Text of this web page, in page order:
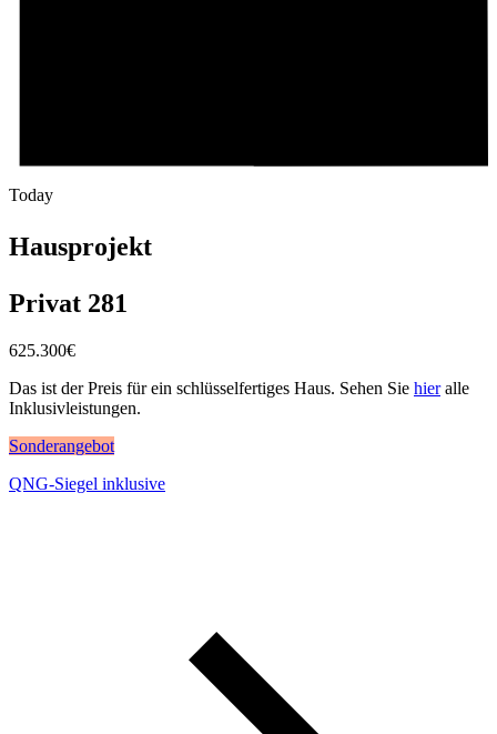
Today
Hausprojekt
Privat 281
625.300€
Das ist der Preis für ein schlüsselfertiges Haus. Sehen Sie hieralle
Inklusivleistungen.
Sonderangebot
QNG-Siegel inklusive